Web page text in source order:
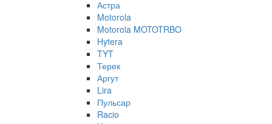
Астра
Motorola
Motorola MOTOTRBO
Hytera
TYT
Терек
Аргут
Lira
Пульсар
Racio